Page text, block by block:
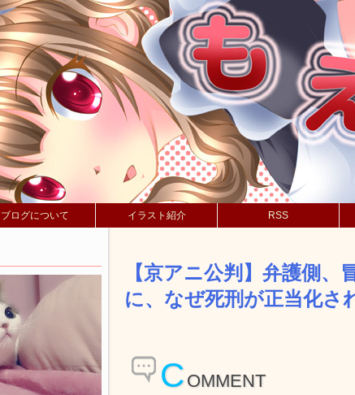
ブログについて イラスト紹介 RSS
【京アニ公判】弁護側
に、なぜ死刑が正当化さ
C OMMENT